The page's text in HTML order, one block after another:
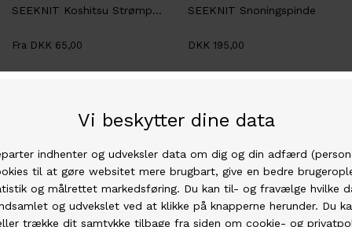
SEEKNIT Koshitsu Strømpepinde
Fra DKK 65,00
SEEKNIT Snoningspinde
DKK 195,00